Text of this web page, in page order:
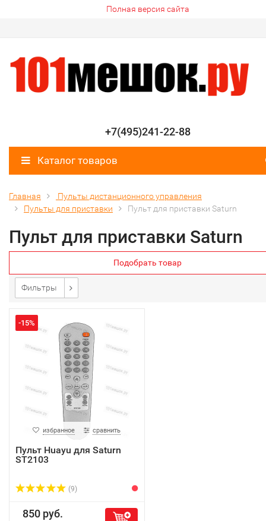
Полная версия сайта
+7(495)241-22-88
Каталог товаров
Главная
Пульты дистанционного управления
Пульты для приставки
Пульт для приставки Saturn
Пульт для приставки Saturn
Подобрать товар
Фильтры
-15%
избранное сравнить
Пульт Huayu для Saturn
ST2103
(9)
850 руб.